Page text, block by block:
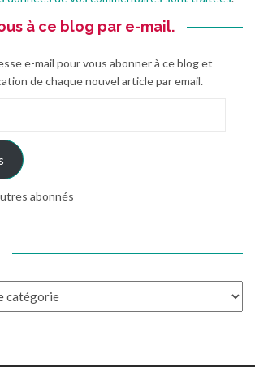
à ce blog par e-mail.
e-mail pour vous abonner à ce blog et
de chaque nouvel article par email.
abonnés